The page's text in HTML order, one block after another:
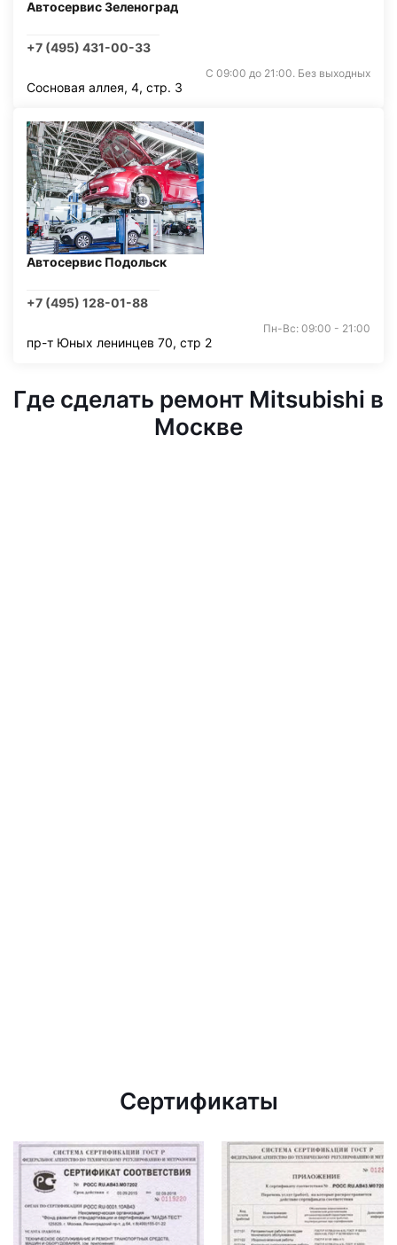
Автосервис Зеленоград
+7 (495) 431-00-33
С 09:00 до 21:00. Без выходных
Сосновая аллея, 4, стр. 3
Автосервис Подольск
+7 (495) 128-01-88
Пн-Вс: 09:00 - 21:00
пр-т Юных ленинцев 70, стр 2
Где сделать ремонт Mitsubishi в
Москве
Сертификаты